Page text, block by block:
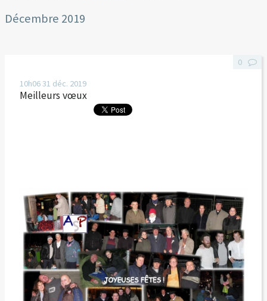
Décembre 2019
10h0631 déc. 2019
Meilleurs vœux
0